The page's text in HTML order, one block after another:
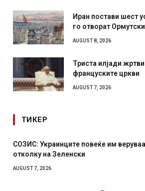
Иран постави шест
го отворат
AUGUST 8, 2026
Триста илјади
француските цркви
AUGUST 7, 2026
ТИКЕР
СОЗИС: Украинците повеќе им
отколку на Зеленски
AUGUST 7, 2026